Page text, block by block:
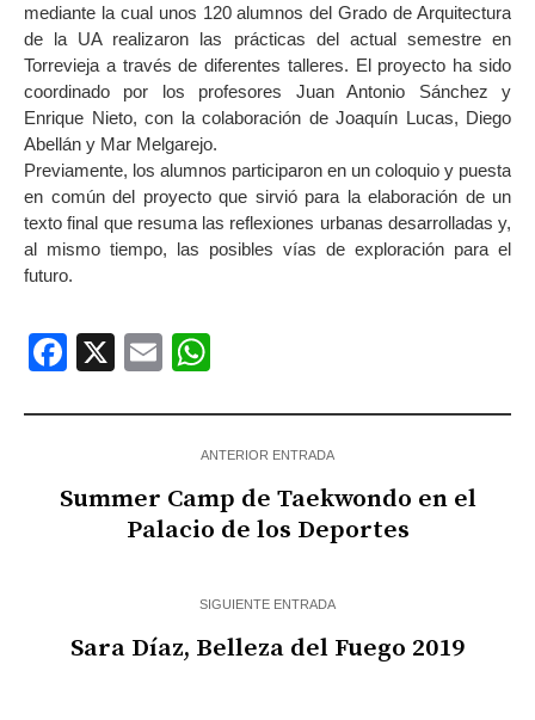
mediante la cual unos 120 alumnos del Grado de Arquitectura
de la UA realizaron las prácticas del actual semestre en
Torrevieja a través de diferentes talleres. El proyecto ha sido
coordinado por los profesores Juan Antonio Sánchez y
Enrique Nieto, con la colaboración de Joaquín Lucas, Diego
Abellán y Mar Melgarejo.
Previamente, los alumnos participaron en un coloquio y puesta
en común del proyecto que sirvió para la elaboración de un
texto final que resuma las reflexiones urbanas desarrolladas y,
al mismo tiempo, las posibles vías de exploración para el
futuro.
Facebook
X Email
ANTERIOR ENTRADA
Summer Camp de Taekwondo en el
Palacio de los Deportes
SIGUIENTE ENTRADA
Sara Díaz, Belleza del Fuego 2019